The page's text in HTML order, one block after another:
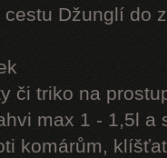
cestu Džunglí do
či triko na
max 1 - 1,5l a
komárům,